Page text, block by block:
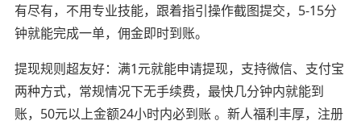
有尽有，不用专业技能，跟着指引操作截图提交，5-15分
钟就能完成一单，佣金即时到账。
提现规则超友好：满1元就能申请提现，支持微信、支付宝
两种方式，常规情况下无手续费，最快几分钟内就能到
账，50元以上金额24小时内必到账 。新人福利丰厚，注册